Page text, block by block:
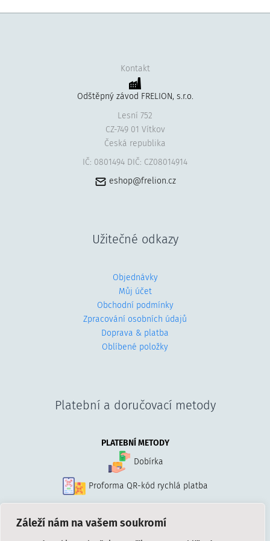
Záleží nám na vašem soukromí
Kontakt
Odštěpný závod FRELION, s.r.o.
Lesní 752
CZ-749 01 Vítkov
Česká republika
IČ: 0801494 DIČ: CZ08014914
eshop@frelion.cz
Užitečné odkazy
Objednávky
Můj účet
Obchodní podmínky
Zpracování osobních údajů
Doprava & platba
Oblíbené položky
Platební a doručovací metody
PLATEBNÍ METODY
Dobírka
Proforma QR-kód rychlá platba
DORUČOVANÍ Přepravní služba